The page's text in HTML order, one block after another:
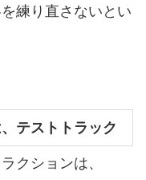
練り直さないとい
テストトラック
クションは、